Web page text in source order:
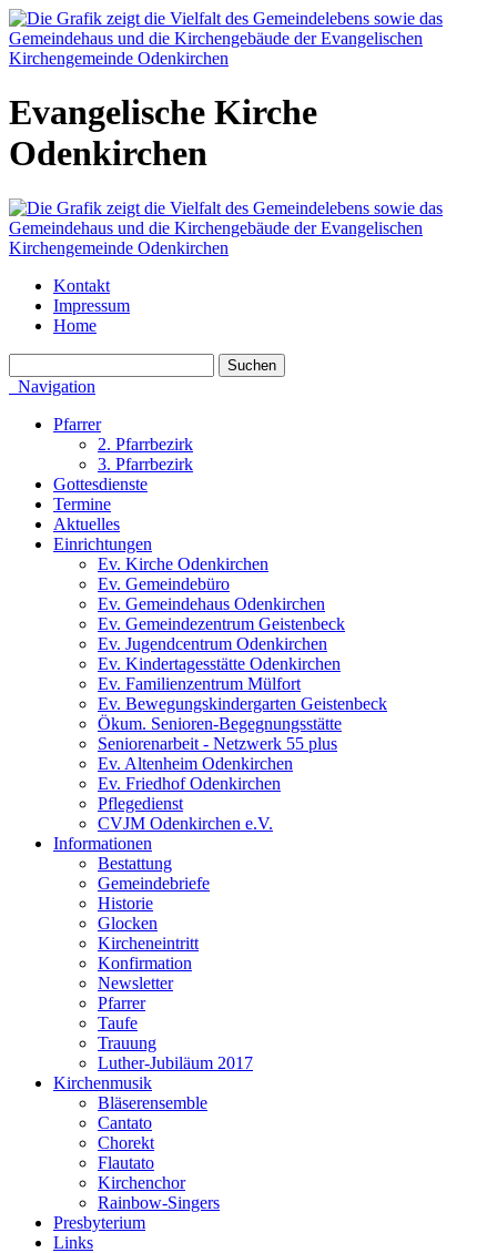
Evangelische Kirche
Odenkirchen
Kontakt
Impressum
Home
Navigation
Pfarrer
2. Pfarrbezirk
3. Pfarrbezirk
Gottesdienste
Termine
Aktuelles
Einrichtungen
Ev. Kirche Odenkirchen
Ev. Gemeindebüro
Ev. Gemeindehaus Odenkirchen
Ev. Gemeindezentrum Geistenbeck
Ev. Jugendcentrum Odenkirchen
Ev. Kindertagesstätte Odenkirchen
Ev. Familienzentrum Mülfort
Ev. Bewegungskindergarten Geistenbeck
Ökum. Senioren-Begegnungsstätte
Seniorenarbeit - Netzwerk 55 plus
Ev. Altenheim Odenkirchen
Ev. Friedhof Odenkirchen
Pflegedienst
CVJM Odenkirchen e.V.
Informationen
Bestattung
Gemeindebriefe
Historie
Glocken
Kircheneintritt
Konfirmation
Newsletter
Pfarrer
Taufe
Trauung
Luther-Jubiläum 2017
Kirchenmusik
Bläserensemble
Cantato
Chorekt
Flautato
Kirchenchor
Rainbow-Singers
Presbyterium
Links